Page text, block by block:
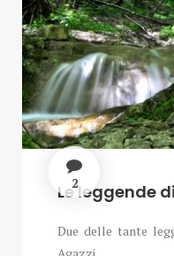
2
Le leggende
Due delle tante